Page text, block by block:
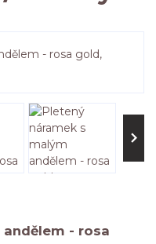
- rosa